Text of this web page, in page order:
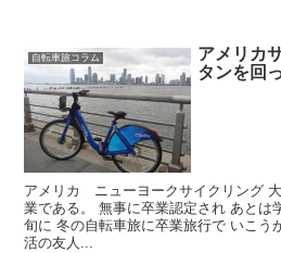
自転車旅コラム
アメリカ
タンを回
アメリカ ニューヨークサイクリング
業である。 無事に卒業認定され あとは
旬に 冬の自転車旅に卒業旅行で いこう
活の友人...